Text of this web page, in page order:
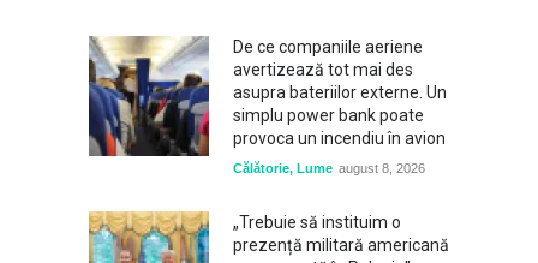
De ce companiile aeriene
avertizează tot mai des
asupra bateriilor externe. Un
simplu power bank poate
provoca un incendiu în avion
Călătorie, Lume august 8, 2026
„Trebuie să instituim o
prezență militară americană